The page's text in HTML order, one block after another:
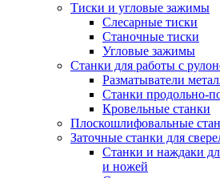
Тиски и угловые зажимы
Слесарные тиски
Станочные тиски
Угловые зажимы
Станки для работы с
Разматыватели
Станки продольно-
Кровельные станки
Плоскошлифовальные
Заточные станки для
Станки и наждаки
и ножей